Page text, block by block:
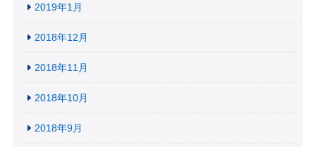
2019年1月
2018年12月
2018年11月
2018年10月
2018年9月